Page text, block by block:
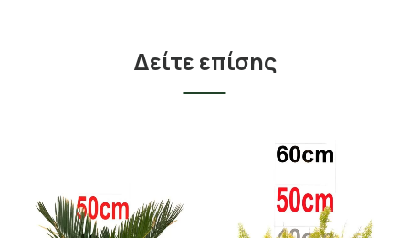
Δείτε επίσης